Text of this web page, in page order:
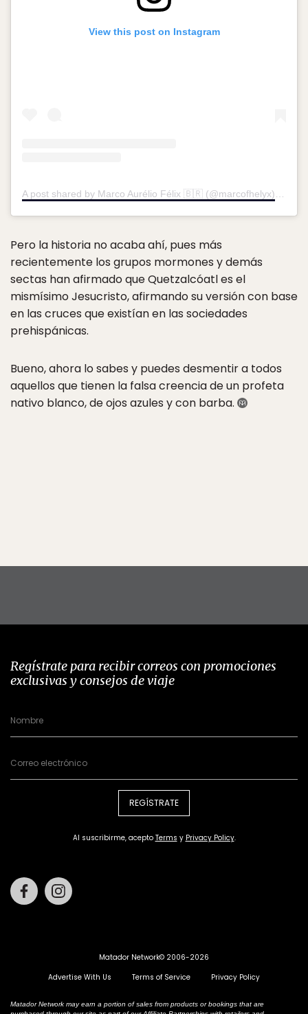
View this post on Instagram
Pero la historia no acaba ahí, pues más
recientemente los grupos mormones y demás
sectas han afirmado que Quetzalcóatl es el
mismísimo Jesucristo, afirmando su versión con base
en las cruces que existían en las sociedades
prehispánicas.
Bueno, ahora lo sabes y puedes desmentir a todos
aquellos que tienen la falsa creencia de un profeta
nativo blanco, de ojos azules y con barba.
Regístrate para recibir correos con promociones
exclusivas y consejos de viaje
REGÍSTRATE
Al suscribirme, acepto Terms y Privacy Policy.
Facebook
Matador Network© 2006-2026
Advertise With Us
Terms of Service Privacy Policy
Matador Network may earn a portion of sales from products or bookings that are